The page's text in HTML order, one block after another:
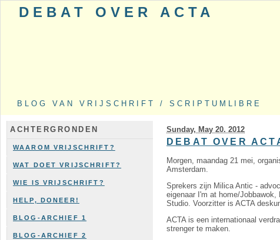
DEBAT OVER ACTA
BLOG VAN VRIJSCHRIFT / SCRIPTUMLIBRE
ACHTERGRONDEN
WAAROM VRIJSCHRIFT?
WAT DOET VRIJSCHRIFT?
WIE IS VRIJSCHRIFT?
HELP, DONEER!
BLOG-ARCHIEF 1
BLOG-ARCHIEF 2
Sunday, May 20. 2012
DEBAT OVER
Morgen, maandag 21 mei,
Amsterdam.
Sprekers zijn Milica Antic -
eigenaar I'm at home/
Studio. Voorzitter is ACTA
ACTA is een internationaal
strenger te maken.